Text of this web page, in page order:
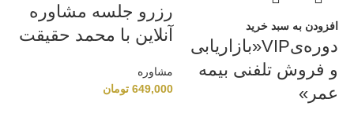
افزودن به سبد خرید
دوره‌یVIP«بازاریابی
و فروش تلفنی بیمه
عمر»
رزرو جلسه مشاوره‌
آنلاین با محمد حقیقت
مشاوره‌
649,000 تومان